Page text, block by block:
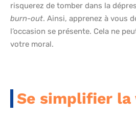
risquerez de tomber dans la
burn-out. Ainsi, apprenez à vous
l’occasion se présente. Cela ne
votre moral.
Se simplifier la